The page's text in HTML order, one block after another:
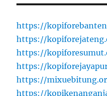
https://
https://
https://
https://
https://
https://